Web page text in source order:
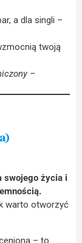
a dla singli –
twoją
–
swojego życia i
warto otworzyć
– to